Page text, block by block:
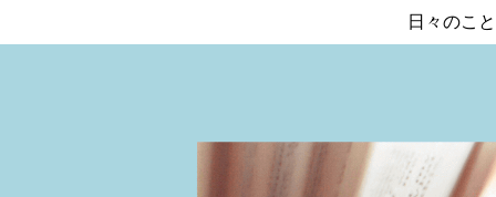
日々のこと